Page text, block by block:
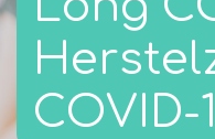
COVID-